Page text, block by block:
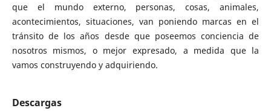
que el mundo externo, personas, cosas, animales,
acontecimientos, situaciones, van poniendo marcas en el
tránsito de los años desde que poseemos conciencia de
nosotros mismos, o mejor expresado, a medida que la
vamos construyendo y adquiriendo.
Descargas